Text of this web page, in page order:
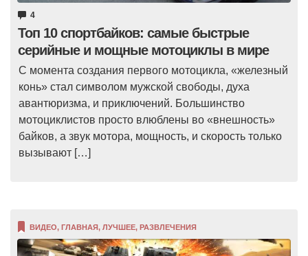
4
Топ 10 спортбайков: самые быстрые
серийные и мощные мотоциклы в мире
С момента создания первого мотоцикла, «железный
конь» стал символом мужской свободы, духа
авантюризма, и приключений. Большинство
мотоциклистов просто влюблены во «внешность»
байков, а звук мотора, мощность, и скорость только
вызывают […]
ВИДЕО, ГЛАВНАЯ, ЛУЧШЕЕ, РАЗВЛЕЧЕНИЯ